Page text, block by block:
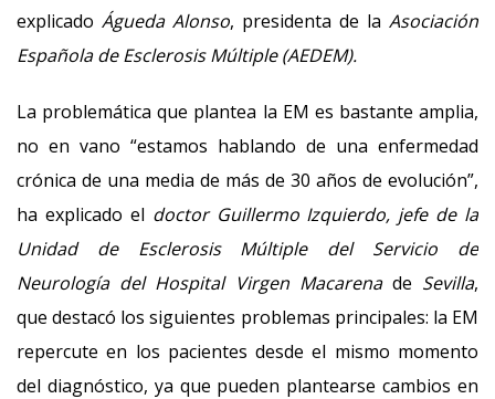
explicado Águeda Alonso, presidenta de la Asociación
Española de Esclerosis Múltiple (AEDEM).
La problemática que plantea la EM es bastante amplia,
no en vano “estamos hablando de una enfermedad
crónica de una media de más de 30 años de evolución”,
ha explicado el doctor Guillermo Izquierdo, jefe de la
Unidad de Esclerosis Múltiple del Servicio de
Neurología del Hospital Virgen Macarenade Sevilla,
que destacó los siguientes problemas principales: la EM
repercute en los pacientes desde el mismo momento
del diagnóstico, ya que pueden plantearse cambios en